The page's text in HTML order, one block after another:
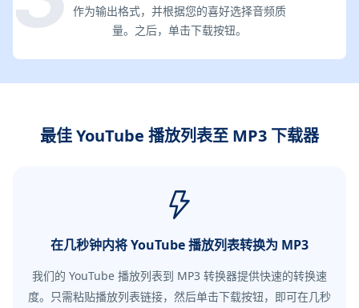
作为输出格式，并根据您的喜好选择音频质
量。之后，单击下载按钮。
最佳 YouTube 播放列表至 MP3 下载器
在几秒钟内将 YouTube 播放列表转换为 MP3
我们的 YouTube 播放列表到 MP3 转换器提供快速的转换速
度。只需粘贴播放列表链接，然后单击下载按钮，即可在几秒